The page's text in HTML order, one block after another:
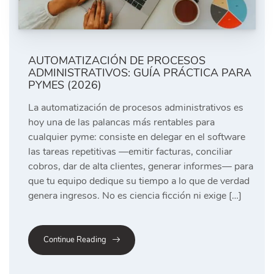
AUTOMATIZACIÓN DE PROCESOS
ADMINISTRATIVOS: GUÍA PRÁCTICA PARA
PYMES (2026)
La automatización de procesos administrativos es
hoy una de las palancas más rentables para
cualquier pyme: consiste en delegar en el software
las tareas repetitivas —emitir facturas, conciliar
cobros, dar de alta clientes, generar informes— para
que tu equipo dedique su tiempo a lo que de verdad
genera ingresos. No es ciencia ficción ni exige […]
Continue Reading